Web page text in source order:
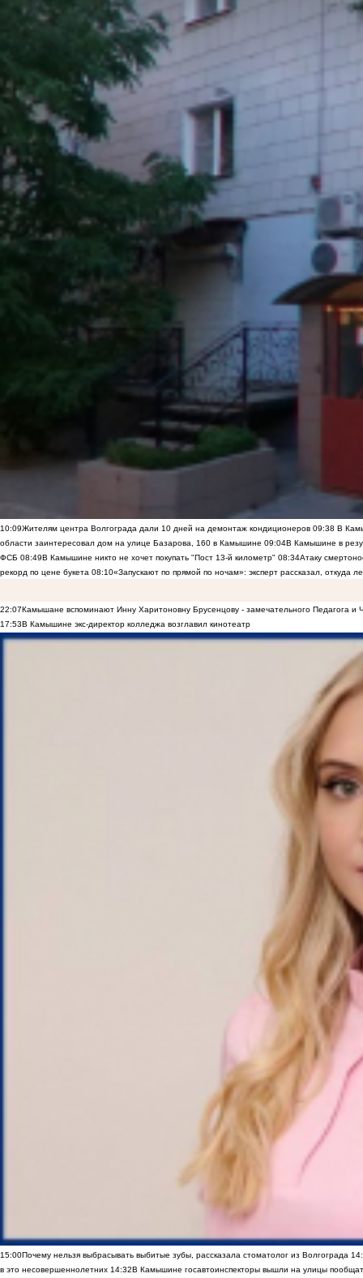
10:09Жителям центра Волгограда дали 10 дней на демонтаж кондиционеров 09:38 В
области заинтересовал дом на улице Базарова, 160 в Камышине 09:04В Камышине в
ФСБ 08:49В Камышине никто не хочет покупать "Пост 13-й километр" 08:34Атаку
рекорд по цене букета 08:10«Запускают по прямой по ночам»: эксперт рассказал, откуда
22:07Камышане вспоминают Инну Харитоновну Брусенцову - замечательного Педагога и
17:53В Камышине экс-директор колледжа возглавил кинотеатр
15:00Почему нельзя выбрасывать выбитые зубы, рассказала стоматолог из Волгограда
в это несовершеннолетних 14:32В Камышине госавтоинспекторы вышли на улицы